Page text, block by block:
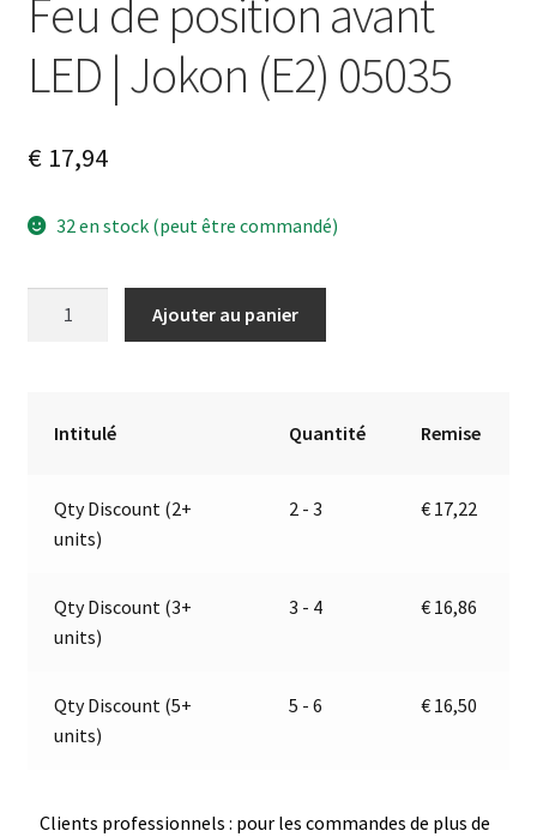
Feu de position avant
LED | Jokon (E2) 05035
€17,94
32 en stock (peut être commandé)
Jokon
05035
Ajouter au panier
Intitulé Quantité Remise
Qty Discount (2+
units)
2 - 3 € 17,22
Qty Discount (3+
units)
3 - 4 € 16,86
Qty Discount (5+
units)
5 - 6 € 16,50
Clients professionnels : pour les commandes de plus de